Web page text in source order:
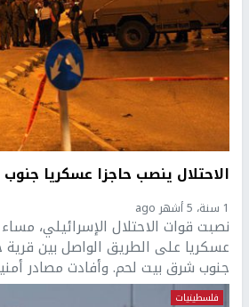
الاحتلال ينصب حاجزا عسكريا
1 سنة، 5 أشهر ago
نصبت قوات الاحتلال الإسرائيلي،
عسكريا على الطريق الواصل بين قرية
جنوب شرق بيت لحم. وأفادت مصادر
فلسطينيات